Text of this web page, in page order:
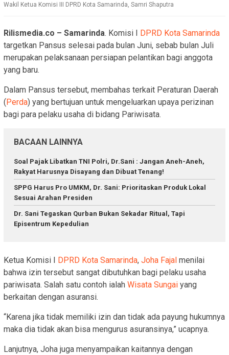
Wakil Ketua Komisi III DPRD Kota Samarinda, Samri Shaputra
Rilismedia.co – Samarinda. Komisi I DPRD Kota Samarinda
targetkan Pansus selesai pada bulan Juni, sebab bulan Juli
merupakan pelaksanaan persiapan pelantikan bagi anggota
yang baru.
Dalam Pansus tersebut, membahas terkait Peraturan Daerah
(Perda) yang bertujuan untuk mengeluarkan upaya perizinan
bagi para pelaku usaha di bidang Pariwisata.
BACAAN LAINNYA
Soal Pajak Libatkan TNI Polri, Dr.Sani : Jangan Aneh-Aneh,
Rakyat Harusnya Disayang dan Dibuat Tenang!
SPPG Harus Pro UMKM, Dr. Sani: Prioritaskan Produk Lokal
Sesuai Arahan Presiden
Dr. Sani Tegaskan Qurban Bukan Sekadar Ritual, Tapi
Episentrum Kepedulian
Ketua Komisi I DPRD Kota Samarinda, Joha Fajal menilai
bahwa izin tersebut sangat dibutuhkan bagi pelaku usaha
pariwisata. Salah satu contoh ialah Wisata Sungai yang
berkaitan dengan asuransi.
“Karena jika tidak memiliki izin dan tidak ada payung hukumnya
maka dia tidak akan bisa mengurus asuransinya,” ucapnya.
Lanjutnya, Joha juga menyampaikan kaitannya dengan